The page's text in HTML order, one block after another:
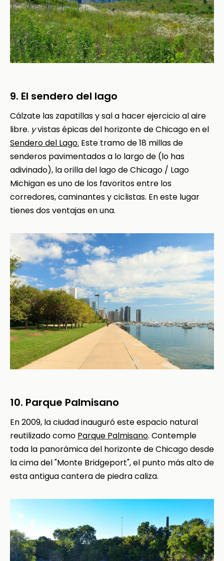
9. El sendero del lago
Cálzate las zapatillas y sal a hacer ejercicio al aire
libre. yvistas épicas del horizonte de Chicago en el
Sendero del Lago. Este tramo de 18 millas de
senderos pavimentados a lo largo de (lo has
adivinado), la orilla del lago de Chicago / Lago
Michigan es uno de los favoritos entre los
corredores, caminantes y ciclistas. En este lugar
tienes dos ventajas en una.
10. Parque Palmisano
En 2009, la ciudad inauguró este espacio natural
reutilizado como Parque Palmisano. Contemple
toda la panorámica del horizonte de Chicago desde
la cima del "Monte Bridgeport", el punto más alto de
esta antigua cantera de piedra caliza.